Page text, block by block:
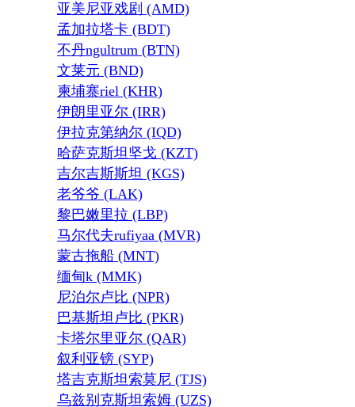
亚美尼亚戏剧 (AMD)
孟加拉塔卡 (BDT)
不丹ngultrum (BTN)
文莱元 (BND)
柬埔寨riel (KHR)
伊朗里亚尔 (IRR)
伊拉克第纳尔 (IQD)
哈萨克斯坦坚戈 (KZT)
吉尔吉斯斯坦 (KGS)
老爷爷 (LAK)
黎巴嫩里拉 (LBP)
马尔代夫rufiyaa (MVR)
蒙古拖船 (MNT)
缅甸k (MMK)
尼泊尔卢比 (NPR)
巴基斯坦卢比 (PKR)
卡塔尔里亚尔 (QAR)
叙利亚镑 (SYP)
塔吉克斯坦索莫尼 (TJS)
乌兹别克斯坦索姆 (UZS)